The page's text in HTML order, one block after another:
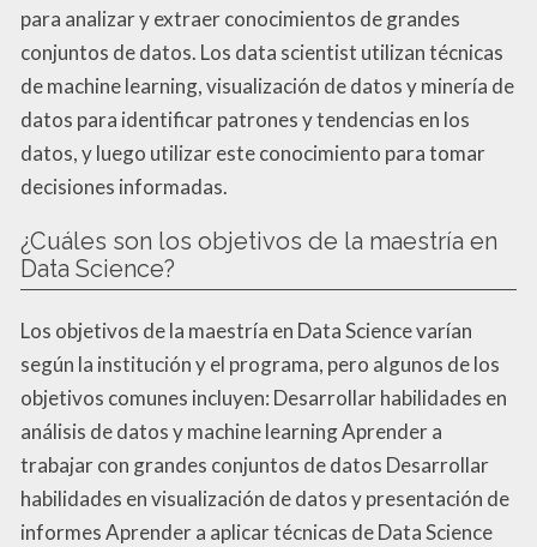
para analizar y extraer conocimientos de grandes
conjuntos de datos. Los data scientist utilizan técnicas
de machine learning, visualización de datos y minería de
datos para identificar patrones y tendencias en los
datos, y luego utilizar este conocimiento para tomar
decisiones informadas.
¿Cuáles son los objetivos de la maestría en
Data Science?
Los objetivos de la maestría en Data Science varían
según la institución y el programa, pero algunos de los
objetivos comunes incluyen: Desarrollar habilidades en
análisis de datos y machine learning Aprender a
trabajar con grandes conjuntos de datos Desarrollar
habilidades en visualización de datos y presentación de
informes Aprender a aplicar técnicas de Data Science